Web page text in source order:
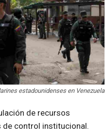
estadounidenses en Venezuela
de recursos
de control institucional.